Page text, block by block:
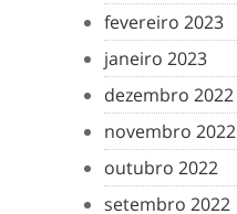
fevereiro 2023
janeiro 2023
dezembro 2022
novembro 2022
outubro 2022
setembro 2022